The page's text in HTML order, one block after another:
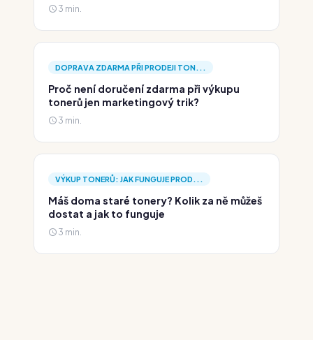
3 min.
DOPRAVA ZDARMA PŘI PRODEJI TON...
Proč není doručení zdarma při výkupu
tonerů jen marketingový trik?
3 min.
VÝKUP TONERŮ: JAK FUNGUJE PROD...
Máš doma staré tonery? Kolik za ně můžeš
dostat a jak to funguje
3 min.